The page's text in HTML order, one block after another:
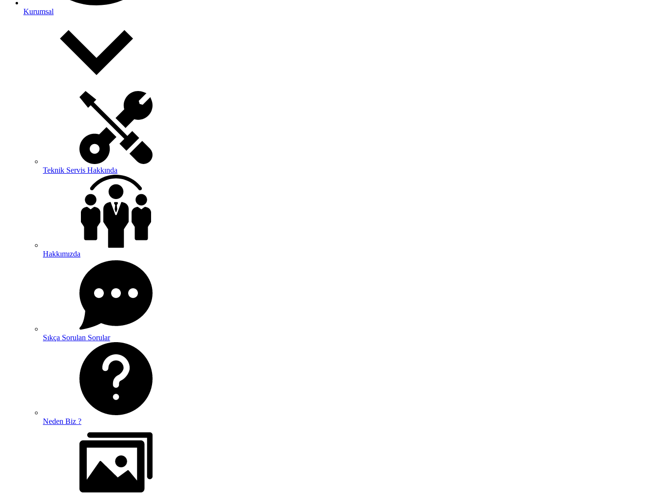
Kurumsal
Teknik Servis Hakkında
Hakkımızda
Sıkça Sorulan Sorular
Neden Biz ?